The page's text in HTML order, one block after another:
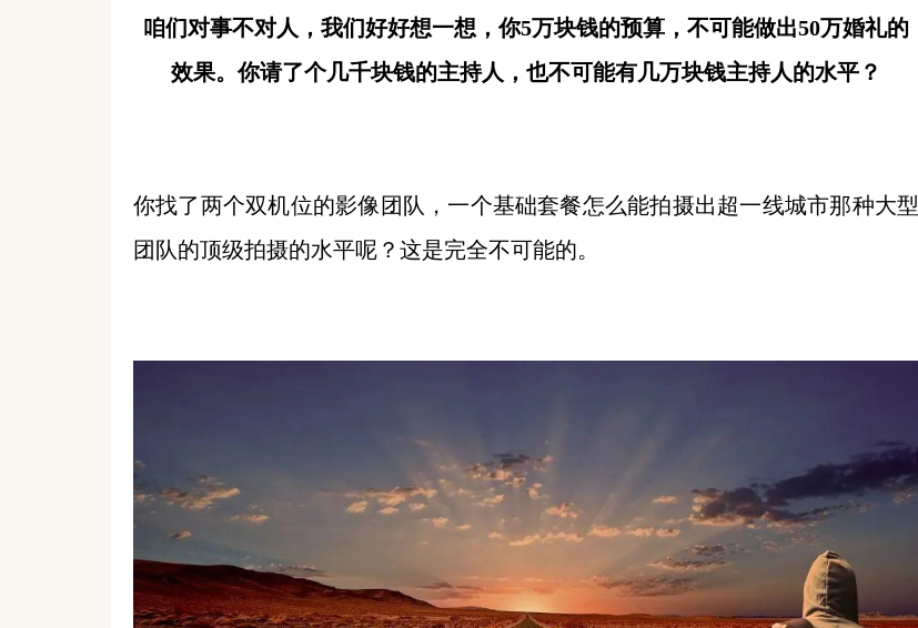
咱们对事不对人，我们好好想一想，你5万块钱的预算，不可能做出50万婚礼的
效果。你请了个几千块钱的主持人，也不可能有几万块钱主持人的水平？
你找了两个双机位的影像团队，一个基础套餐怎么能拍摄出超一线城市那种大型
团队的顶级拍摄的水平呢？这是完全不可能的。